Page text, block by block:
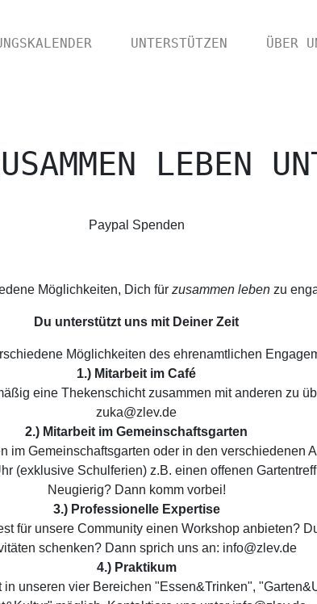
UNTERSTÜTZEN ÜBER
LEBEN
Paypal Spenden
Möglichkeiten, Dich für zusammen lebenzu
Du unterstützt uns mit Deiner Zeit
Möglichkeiten des ehrenamtlichen
1.) Mitarbeit im Café
eine Thekenschicht zusammen mit anderen zu
zuka@zlev.de
2.) Mitarbeit im Gemeinschaftsgarten
im Gemeinschaftsgarten oder in den verschiedenen
(exklusive Schulferien) z.B. einen offenen
Neugierig? Dann komm vorbei!
3.) Professionelle Expertise
für unsere Community einen Workshop anbieten?
schenken? Dann sprich uns an: info@zlev.de
4.) Praktikum
unseren vier Bereichen "Essen&Trinken",